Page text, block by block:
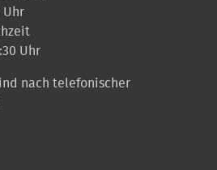
Uhr
Uhr
nach telefonischer